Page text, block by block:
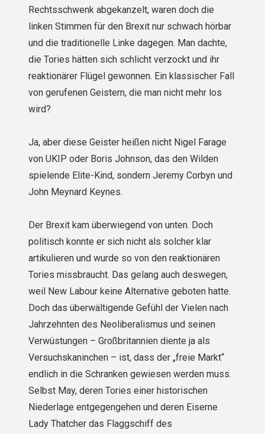
Rechtsschwenk abgekanzelt, waren doch die
linken Stimmen für den Brexit nur schwach hörbar
und die traditionelle Linke dagegen. Man dachte,
die Tories hätten sich schlicht verzockt und ihr
reaktionärer Flügel gewonnen. Ein klassischer Fall
von gerufenen Geistern, die man nicht mehr los
wird?
Ja, aber diese Geister heißen nicht Nigel Farage
von UKIP oder Boris Johnson, das den Wilden
spielende Elite-Kind, sondern Jeremy Corbyn und
John Meynard Keynes.
Der Brexit kam überwiegend von unten. Doch
politisch konnte er sich nicht als solcher klar
artikulieren und wurde so von den reaktionären
Tories missbraucht. Das gelang auch deswegen,
weil New Labour keine Alternative geboten hatte.
Doch das überwältigende Gefühl der Vielen nach
Jahrzehnten des Neoliberalismus und seinen
Verwüstungen – Großbritannien diente ja als
Versuchskaninchen – ist, dass der „freie Markt“
endlich in die Schranken gewiesen werden muss.
Selbst May, deren Tories einer historischen
Niederlage entgegengehen und deren Eiserne
Lady Thatcher das Flaggschiff des